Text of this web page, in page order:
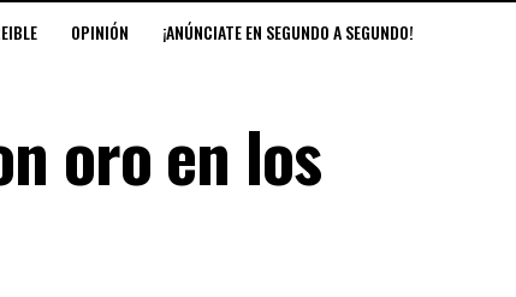
OPINIÓN ¡ANÚNCIATE EN SEGUNDO A SEGUNDO!
oro en los